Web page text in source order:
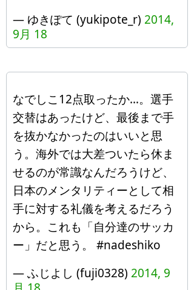
— ゆきぽて (yukipote_r) 2014,
9月 18
なでしこ12点取ったか…。選手
交替はあったけど、最後まで手
を抜かなかったのはいいと思
う。海外では大差ついたら休ま
せるのが常識なんだろうけど、
日本のメンタリティーとして相
手に対する礼儀を考えるだろう
から。これも「自分達のサッカ
ー」だと思う。 #nadeshiko
— ふじよし (fuji0328) 2014, 9